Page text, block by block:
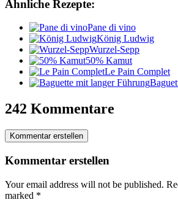
Ähnliche Rezepte:
Pane di vino
König Ludwig
Wurzel-Sepp
50% Kamut
Le Pain Complet
242 Kommentare
Kommentar erstellen
Kommentar erstellen
Your email address will not be published.
marked *